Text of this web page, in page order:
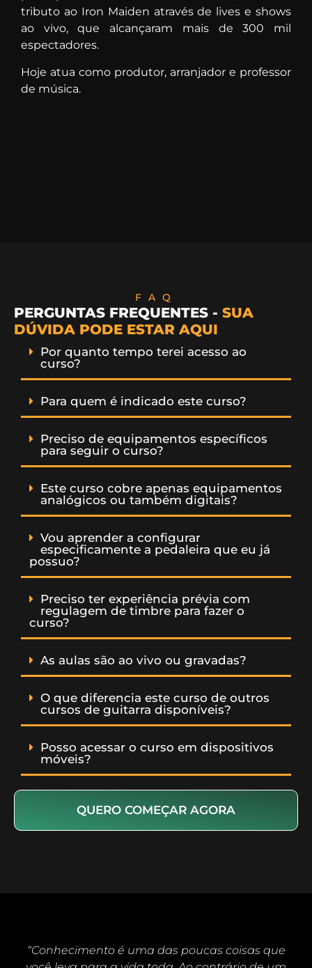
tributo ao Iron Maiden através de lives e shows
ao vivo, que alcançaram mais de 300 mil
espectadores.
Hoje atua como produtor, arranjador e professor
de música.
FAQ
PERGUNTAS FREQUENTES - SUA
DÚVIDA PODE ESTAR AQUI
Por quanto tempo terei acesso ao
curso?
Para quem é indicado este curso?
Preciso de equipamentos específicos
para seguir o curso?
Este curso cobre apenas equipamentos
analógicos ou também digitais?
Vou aprender a configurar
especificamente a pedaleira que eu já
possuo?
Preciso ter experiência prévia com
regulagem de timbre para fazer o
curso?
As aulas são ao vivo ou gravadas?
O que diferencia este curso de outros
cursos de guitarra disponíveis?
Posso acessar o curso em dispositivos
móveis?
QUERO COMEÇAR AGORA
“Conhecimento é uma das poucas coisas que